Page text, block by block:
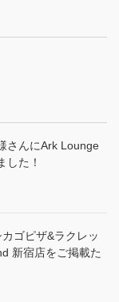
さんにArk Lounge
した！
ゴピザ&ラクレッ
新宿店をご掲載た